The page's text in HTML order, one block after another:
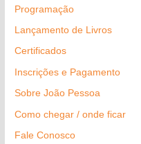
Programação
Lançamento de Livros
Certificados
Inscrições e Pagamento
Sobre João Pessoa
Como chegar / onde ficar
Fale Conosco